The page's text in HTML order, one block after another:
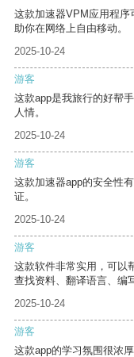
这款加速器VPM应用程
助你在网络上自由移动。
2025-10-24
游客
这款app是我旅行的好帮
人情。
2025-10-24
游客
这款加速器app的安全性
证。
2025-10-24
游客
这款软件非常实用，可以
查找资料、翻译语言、编
2025-10-24
游客
这款app的学习氛围很浓